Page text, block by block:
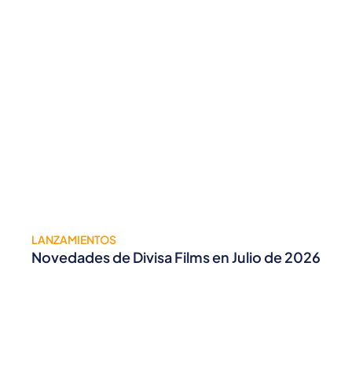
LANZAMIENTOS
Novedades de Divisa Films en Julio de 2026